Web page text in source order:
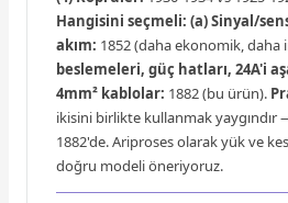
Hangisini seçmeli: (a) Sinyal/
akım: 1852 (daha ekonomik, daha
beslemeleri, güç hatları, 24A'i
4mm² kablolar: 1882 (bu ürün).
ikisini birlikte kullanmak yaygındır
1882'de. Ariproses olarak yük ve
doğru modeli öneriyoruz.